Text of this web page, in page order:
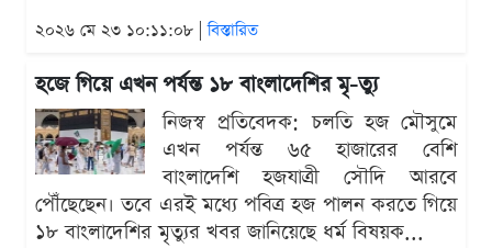
২০২৬ মে ২৩ ১০:১১:০৮ |বিস্তারিত
হজে গিয়ে এখন পর্যন্ত ১৮ বাংলাদেশির মৃ-ত্যু
নিজস্ব প্রতিবেদক: চলতি হজ মৌসুমে
এখন পর্যন্ত ৬৫ হাজারের বেশি
বাংলাদেশি হজযাত্রী সৌদি আরবে
পৌঁছেছেন। তবে এরই মধ্যে পবিত্র হজ পালন করতে গিয়ে
১৮ বাংলাদেশির মৃত্যুর খবর জানিয়েছে ধর্ম বিষয়ক...